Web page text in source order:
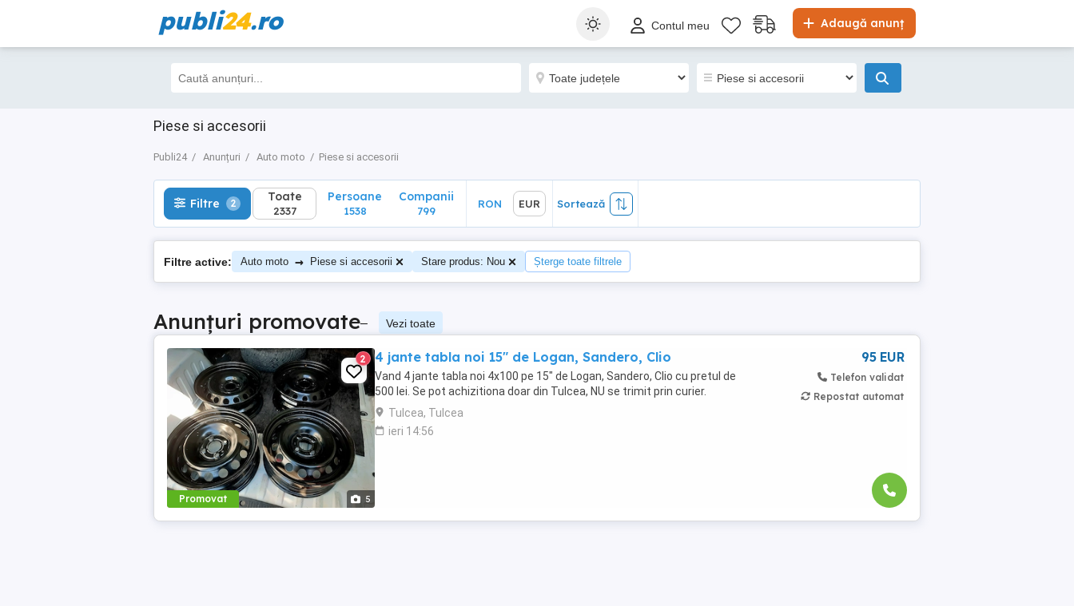
publi24.ro Adaugă anunț
Contul meu
Piese si accesorii
Publi24 Anunțuri Auto moto Piese si accesorii
Filtre 2 Toate
2337
Sortează
Filtre 2 Toate
2337
Persoane
1538
Companii
799
RON EUR Sortează
Filtre active: Auto moto → Piese si accesorii Stare produs: Nou Șterge toate filtrele
Anunțuri promovate– Vezi toate
Promovat 5
2 4 jante tabla noi 15" de Logan, Sandero, Clio
Vand 4 jante tabla noi 4x100 pe 15" de Logan, Sandero, Clio cu pretul de
500 lei. Se pot achizitiona doar din Tulcea, NU se trimit prin curier.
Tulcea, Tulcea
ieri 14:56
95 EUR
Telefon validat
Repostat automat